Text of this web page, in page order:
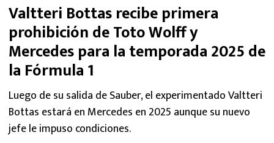
RAYADOS
PUMAS
ATLANTE
SELECCIÓN MEXICANA
FUTBOL INTERNACIONAL
Valtteri Bottas recibe primera
prohibición de Toto Wolff y
Mercedes para la temporada 2025 de
la Fórmula 1
Luego de su salida de Sauber, el experimentado Valtteri
Bottas estará en Mercedes en 2025 aunque su nuevo
jefe le impuso condiciones.